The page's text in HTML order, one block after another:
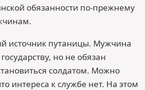
обязанности по-прежнему
источник путаницы. Мужчина
но не обязан
солдатом. Можно
интереса к службе нет. На этом